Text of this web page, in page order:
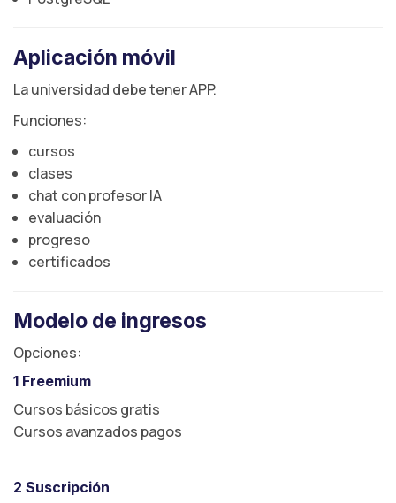
Aplicación móvil
La universidad debe tener APP.
Funciones:
cursos
clases
chat con profesor IA
evaluación
progreso
certificados
Modelo de ingresos
Opciones:
1 Freemium
Cursos básicos gratis
Cursos avanzados pagos
2 Suscripción